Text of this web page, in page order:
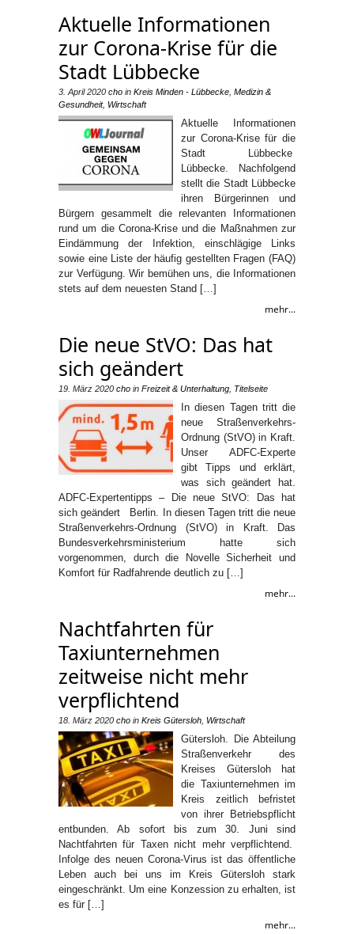
Aktuelle Informationen
zur Corona-Krise für die
Stadt Lübbecke
3. April 2020 cho in Kreis Minden - Lübbecke Medizin &
Gesundheit, Wirtschaft
Aktuelle Informationen
zur Corona-Krise für die
Stadt Lübbecke
Lübbecke. Nachfolgend
stellt die Stadt Lübbecke
ihren Bürgerinnen und
Bürgern gesammelt die relevanten Informationen
rund um die Corona-Krise und die Maßnahmen zur
Eindämmung der Infektion, einschlägige Links
sowie eine Liste der häufig gestellten Fragen (FAQ)
zur Verfügung. Wir bemühen uns, die Informationen
stets auf dem neuesten Stand […]
mehr...
Die neue StVO: Das hat
sich geändert
19. März 2020 cho in Freizeit & Unterhaltung Titelseite
In diesen Tagen tritt die
neue Straßenverkehrs-
Ordnung (StVO) in Kraft.
Unser ADFC-Experte
gibt Tipps und erklärt,
was sich geändert hat.
ADFC-Expertentipps – Die neue StVO: Das hat
sich geändert Berlin. In diesen Tagen tritt die neue
Straßenverkehrs-Ordnung (StVO) in Kraft. Das
Bundesverkehrsministerium hatte sich
vorgenommen, durch die Novelle Sicherheit und
Komfort für Radfahrende deutlich zu […]
mehr...
Nachtfahrten für
Taxiunternehmen
zeitweise nicht mehr
verpflichtend
18. März 2020 cho in Kreis Gütersloh Wirtschaft
Gütersloh. Die Abteilung
Straßenverkehr des
Kreises Gütersloh hat
die Taxiunternehmen im
Kreis zeitlich befristet
von ihrer Betriebspflicht
entbunden. Ab sofort bis zum 30. Juni sind
Nachtfahrten für Taxen nicht mehr verpflichtend.
Infolge des neuen Corona-Virus ist das öffentliche
Leben auch bei uns im Kreis Gütersloh stark
eingeschränkt. Um eine Konzession zu erhalten, ist
es für […]
mehr...